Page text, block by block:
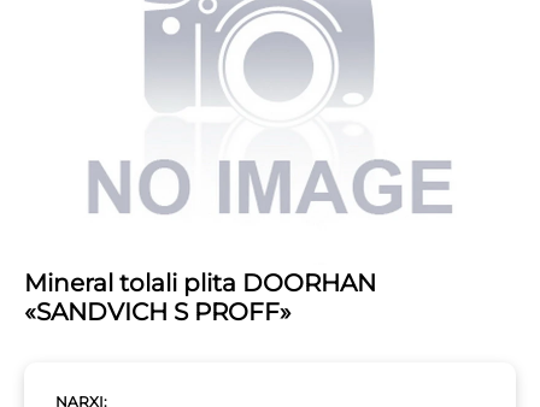
Mineral tolali plita DOORHAN
«SANDVICH S PROFF»
NARXI: